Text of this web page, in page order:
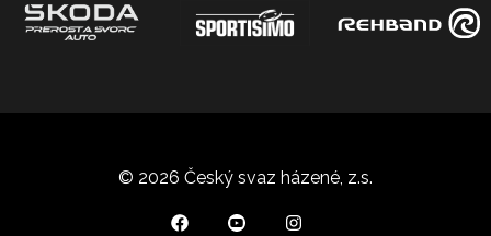
© 2026 Český svaz házené, z.s.